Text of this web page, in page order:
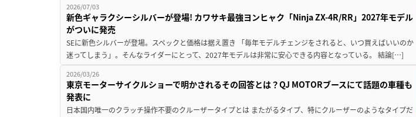
2026/07/03
新色ギャラクシーシルバーが登場! カワサキ最強ヨンヒャク「Ninja ZX-4R/RR」2027年モデル
がついに発売
SEに新色シルバーが登場。スペックと価格は据え置き 「毎年モデルチェンジをされると、いつ買えばいいのか
迷ってしまう」。そんなライダーにとって、2027年モデルは非常に安心できる内容となっている。 結論[…]
2026/03/26
東京モーターサイクルショーで明かされるその回答とは？QJ MOTORブースにて話題の車種も
発表に
日本国内唯一のクラッチ操作不要のクルーザータイプとは またがるタイプ、特にクルーザーのようなタイプだ